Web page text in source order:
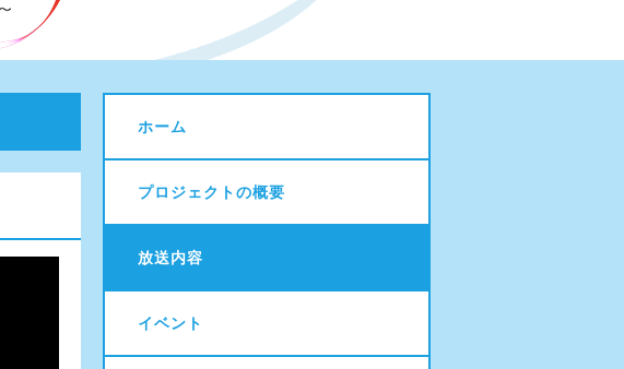
ホーム
プロジェクトの概要
放送内容
イベント